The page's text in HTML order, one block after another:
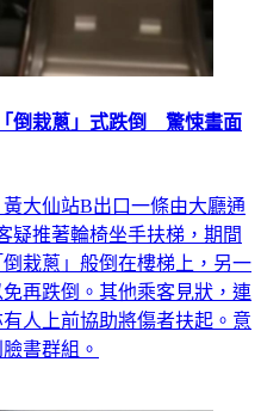
倒栽蔥」式跌倒 驚悚畫面
大仙站B出口一條由大廳通
疑推著輪椅坐手扶梯，期間
栽蔥」般倒在樓梯上，另一
再跌倒。其他乘客見狀，連
人上前協助將傷者扶起。意
書群組。